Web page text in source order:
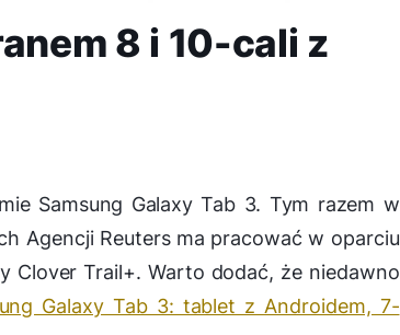
8 i 10-cali z
Samsung Galaxy Tab 3. Tym razem w
Agencji Reuters ma pracować w oparciu
Clover Trail+. Warto dodać, że niedawno
Galaxy Tab 3: tablet z Androidem, 7-